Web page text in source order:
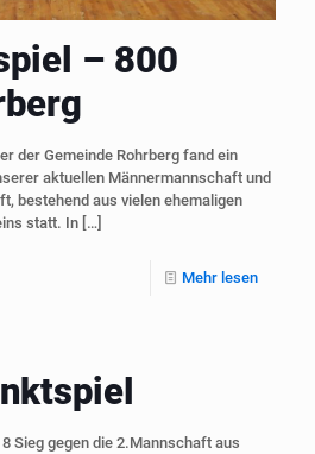
– 800
der Gemeinde Rohrberg fand ein
aktuellen Männermannschaft und
bestehend aus vielen ehemaligen
statt. In […]
Mehr lesen
Sieg gegen die 2.Mannschaft aus